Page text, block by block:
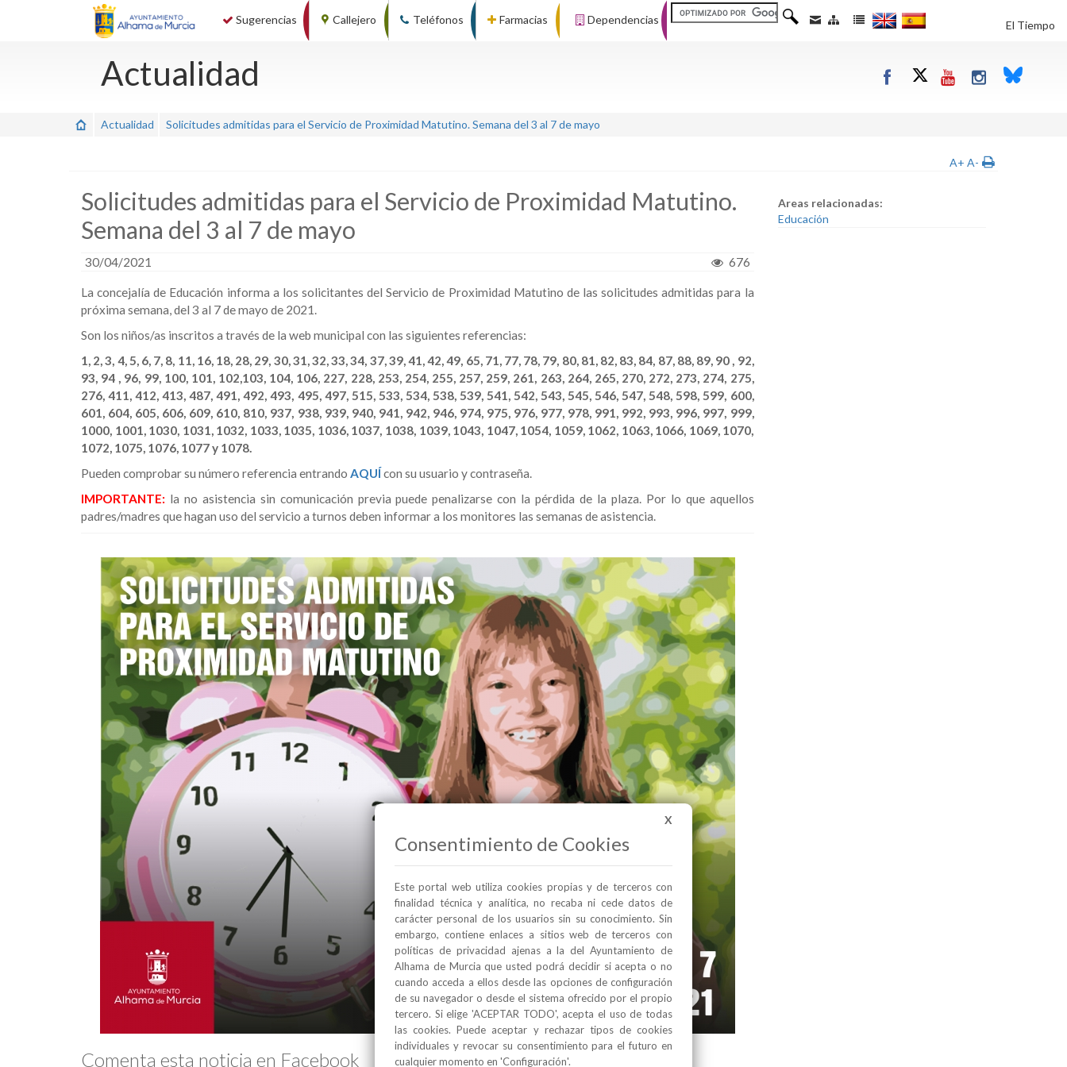
Sugerencias Callejero Teléfonos Farmacias Dependencias El Tiempo
Actualidad
Actualidad Solicitudes admitidas para el Servicio de Proximidad Matutino. Semana del 3 al 7 de mayo
A+ A-
Solicitudes admitidas para el Servicio de Proximidad Matutino.
Semana del 3 al 7 de mayo
30/04/2021 676
La concejalía de Educación informa a los solicitantes del Servicio de Proximidad Matutino de las solicitudes admitidas para la
próxima semana, del 3 al 7 de mayo de 2021.
Son los niños/as inscritos a través de la web municipal con las siguientes referencias:
1, 2, 3, 4, 5, 6, 7, 8, 11, 16, 18, 28, 29, 30, 31, 32, 33, 34, 37, 39, 41, 42, 49, 65, 71, 77, 78, 79, 80, 81, 82, 83, 84, 87, 88, 89, 90 , 92,
93, 94 , 96, 99, 100, 101, 102,103, 104, 106, 227, 228, 253, 254, 255, 257, 259, 261, 263, 264, 265, 270, 272, 273, 274, 275,
276, 411, 412, 413, 487, 491, 492, 493, 495, 497, 515, 533, 534, 538, 539, 541, 542, 543, 545, 546, 547, 548, 598, 599, 600,
601, 604, 605, 606, 609, 610, 810, 937, 938, 939, 940, 941, 942, 946, 974, 975, 976, 977, 978, 991, 992, 993, 996, 997, 999,
1000, 1001, 1030, 1031, 1032, 1033, 1035, 1036, 1037, 1038, 1039, 1043, 1047, 1054, 1059, 1062, 1063, 1066, 1069, 1070,
1072, 1075, 1076, 1077 y 1078.
Pueden comprobar su número referencia entrando AQUÍcon su usuario y contraseña.
IMPORTANTE: la no asistencia sin comunicación previa puede penalizarse con la pérdida de la plaza. Por lo que aquellos
padres/madres que hagan uso del servicio a turnos deben informar a los monitores las semanas de asistencia.
Comenta esta noticia en Facebook
Areas relacionadas:
Educación
X
Consentimiento de Cookies
Este portal web utiliza cookies propias y de terceros con
finalidad técnica y analítica, no recaba ni cede datos de
carácter personal de los usuarios sin su conocimiento. Sin
embargo, contiene enlaces a sitios web de terceros con
políticas de privacidad ajenas a la del Ayuntamiento de
Alhama de Murcia que usted podrá decidir si acepta o no
cuando acceda a ellos desde las opciones de configuración
de su navegador o desde el sistema ofrecido por el propio
tercero. Si elige 'ACEPTAR TODO', acepta el uso de todas
las cookies. Puede aceptar y rechazar tipos de cookies
individuales y revocar su consentimiento para el futuro en
cualquier momento en 'Configuración'.